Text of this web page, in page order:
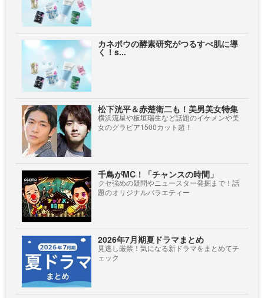
カネボウの酵素研究がつるすべ肌に導
く！s...
松下洸平＆赤楚衛二も！美男美女特集
横浜流星や板垣瑞生など話題のイケメンや美
女のグラビア1500カット超！
千鳥がMC！「チャンスの時間」
クセ強めの疑問やニュースター発掘まで！話
題のオリジナルバラエティー
2026年7月期夏ドラマまとめ
見逃し厳禁！気になる新ドラマをまとめてチ
ェック